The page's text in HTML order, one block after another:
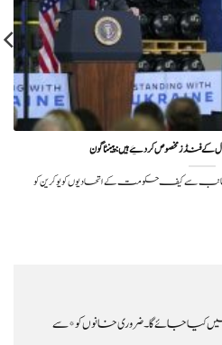
فنڈز مخصوص کر دئیے ہیں: پینٹاگون
کیا جائے گا۔ضروری خانوں کو*سے